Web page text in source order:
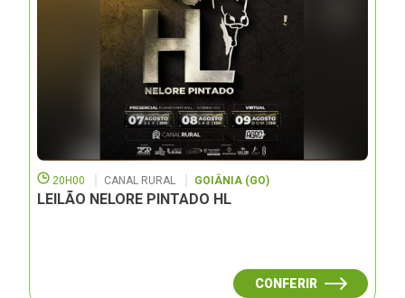
20H00 CANAL RURAL GOIÂNIA (GO)
LEILÃO NELORE PINTADO HL
CONFERIR